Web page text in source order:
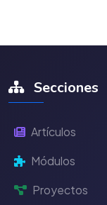
Secciones
Artículos
Módulos
Proyectos